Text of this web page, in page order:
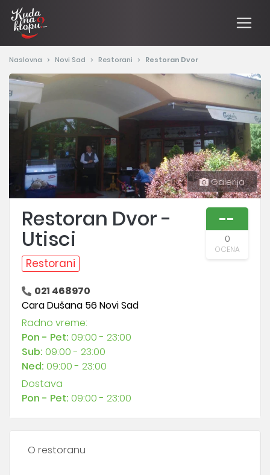
Naslovna Novi Sad Restorani Restoran Dvor
Galerija
Restoran Dvor -
Utisci
Restorani
021 468970
Cara Dušana 56 Novi Sad
Radno vreme:
Pon - Pet: 09:00 - 23:00
Sub: 09:00 - 23:00
Ned: 09:00 - 23:00
Dostava
Pon - Pet: 09:00 - 23:00
--
0
OCENA
O restoranu